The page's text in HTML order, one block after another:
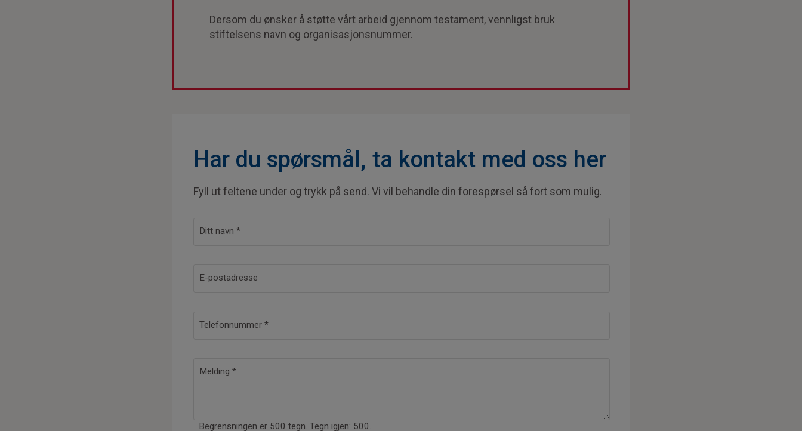
Dersom du ønsker å støtte vårt arbeid gjennom testament, vennligst bruk
stiftelsens navn og organisasjonsnummer.
Har du spørsmål, ta kontakt med oss her
Fyll ut feltene under og trykk på send. Vi vil behandle din forespørsel så fort som mulig.
Ditt navn *
E-postadresse
* *
Telefonnummer *
Melding *
Begrensningen er 500 tegn. Tegn igjen: 500.